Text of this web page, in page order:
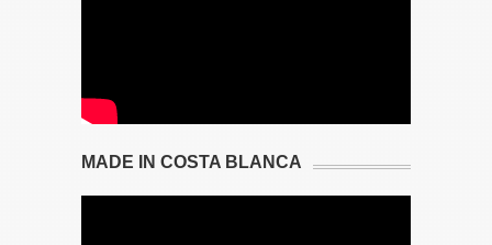
MADE IN COSTA BLANCA